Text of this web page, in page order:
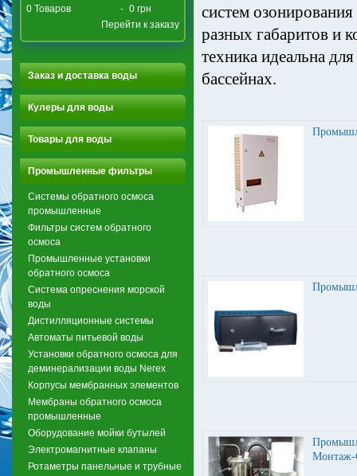
0 Товаров - 0 грн
Перейти к заказу
Заказ и доставка воды
Кулеры для воды
Товары для воды
Промышленные фильтры
Системы обратного осмоса
промышленные
Фильтры систем обратного
осмоса
Промышленные установки
обратного осмоса
Система опреснения морской
воды
Дистилляционные системы
Автоматы питьевой воды
Установки обратного осмоса для
деминерализации воды Nerex
Корпусы мембранных элементов
Мембраны обратного осмоса
промышленные
Оборудование мойки бутылей
Электромагнитные клапаны
Ротаметры панельные и трубные
систем
разных габаритов и
техника идеальна
бассейнах.
Монтаж-